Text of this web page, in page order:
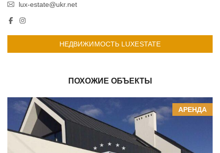
lux-estate@ukr.net
НЕДВИЖИМОСТЬ LUXESTATE
ПОХОЖИЕ ОБЪЕКТЫ
АРЕНДА